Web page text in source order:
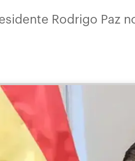
Rodrigo Paz